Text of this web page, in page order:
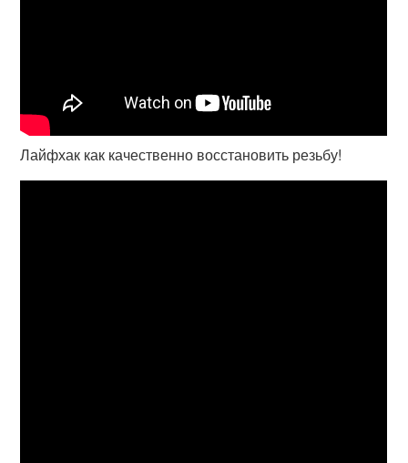
Лайфхак как качественно восстановить резьбу!